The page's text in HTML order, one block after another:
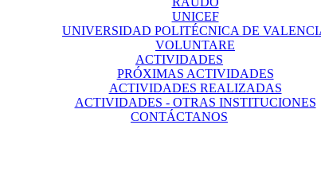
UNICEF
UNIVERSIDAD POLITÉCNICA DE
VOLUNTARE
ACTIVIDADES
PRÓXIMAS ACTIVIDADES
ACTIVIDADES REALIZADAS
ACTIVIDADES - OTRAS INSTITUCIONES
CONTÁCTANOS